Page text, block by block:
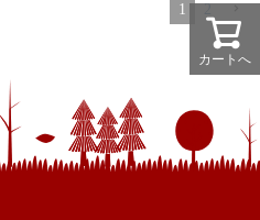
1
カートへ